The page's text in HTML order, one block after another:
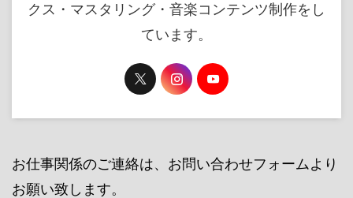
クス・マスタリング・音楽コンテンツ制作をし
ています。
お仕事関係のご連絡は、お問い合わせフォームより
お願い致します。